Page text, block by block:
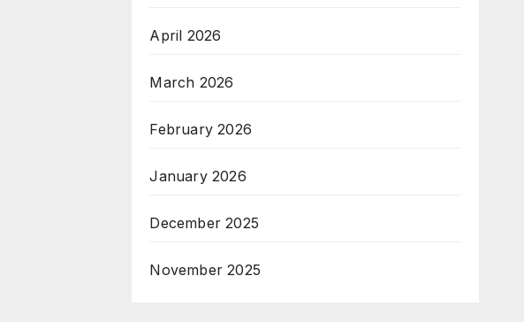
April 2026
March 2026
February 2026
January 2026
December 2025
November 2025